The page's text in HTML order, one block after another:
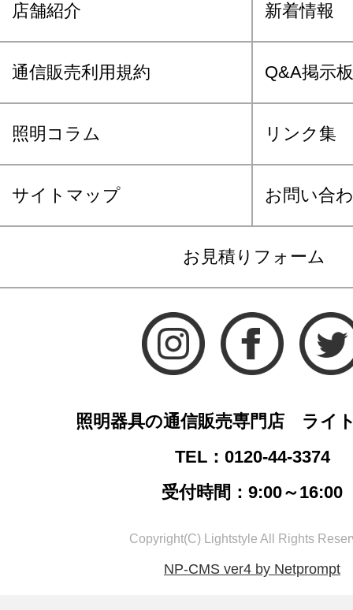
店舗紹介 新着情報
通信販売利用規約 Q&A掲示板
照明コラム リンク集
サイトマップ お問い合
お見積りフォーム
照明器具の通信販売専門店 ライ
TEL：0120-44-3374
受付時間：9:00～16:00
Copyright(C) Lightstyle All Rights
NP-CMS ver4 by Netprompt